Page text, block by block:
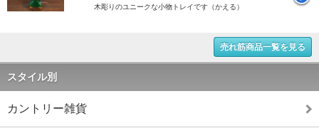
木彫りのユニークな小物トレイです（かえる）
売れ筋商品一覧を見る
スタイル別
カントリー雑貨